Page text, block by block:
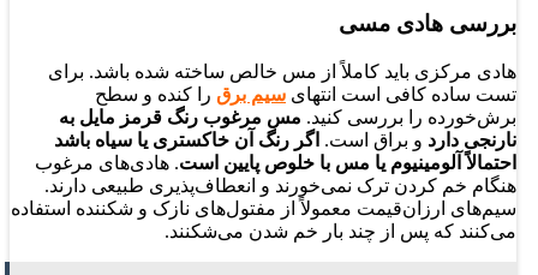
بررسی هادی مسی
هادی مرکزی باید کاملاً از مس خالص ساخته شده باشد. برای
تست ساده کافی است انتهای سیم برق را کنده و سطح
برش‌خورده را بررسی کنید. مس مرغوب رنگ قرمز مایل به
نارنجی دارد و براق است. اگر رنگ آن خاکستری یا سیاه باشد
احتمالاً آلومینیوم یا مس با خلوص پایین است. هادی‌های مرغوب
هنگام خم کردن ترک نمی‌خورند و انعطاف‌پذیری طبیعی دارند.
سیم‌های ارزان‌قیمت معمولاً از مفتول‌های نازک و شکننده استفاده
می‌کنند که پس از چند بار خم شدن می‌شکنند.